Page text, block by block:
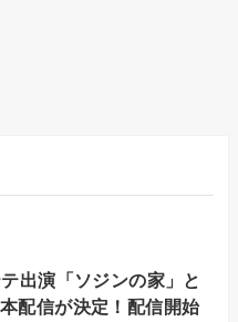
出演「ソジンの家」と
配信が決定！配信開始